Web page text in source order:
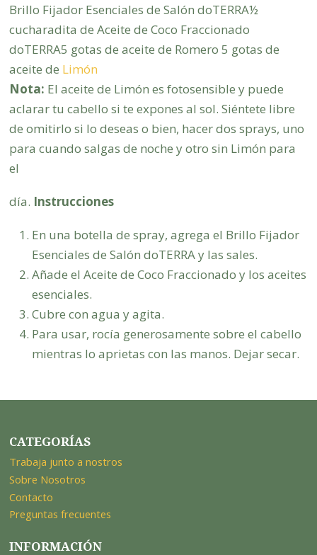
Brillo Fijador Esenciales de Salón doTERRA½
cucharadita de Aceite de Coco Fraccionado
doTERRA5 gotas de aceite de Romero 5 gotas de
aceite de Limón
Nota: El aceite de Limón es fotosensible y puede
aclarar tu cabello si te expones al sol. Siéntete libre
de omitirlo si lo deseas o bien, hacer dos sprays, uno
para cuando salgas de noche y otro sin Limón para
el
día. Instrucciones
En una botella de spray, agrega el Brillo Fijador
Esenciales de Salón doTERRA y las sales.
Añade el Aceite de Coco Fraccionado y los aceites
esenciales.
Cubre con agua y agita.
Para usar, rocía generosamente sobre el cabello
mientras lo aprietas con las manos. Dejar secar.
CATEGORÍAS
Trabaja junto a nostros
Sobre Nosotros
Contacto
Preguntas frecuentes
INFORMACIÓN